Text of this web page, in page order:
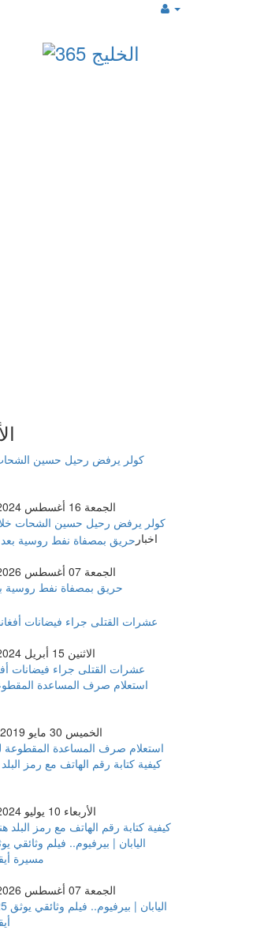
الجمعة 16 أغسطس 2024 10:31 صباحاً
كولر يرفض رحيل حسين الشحات
اخبار
الجمعة 07 أغسطس 2026 12:56 صباحاً
حريق بمصفاة نفط روسية
الاثنين 15 أبريل 2024 01:13 صباحاً
عشرات القتلى جراء فيضانات
الخميس 30 مايو 2019 02:26 مساءً
استعلام صرف المساعدة المقطوعة
الأربعاء 10 يوليو 2024 08:53 صباحاً
كيفية كتابة رقم الهاتف مع رمز البلد
الجمعة 07 أغسطس 2026 01:46 صباحاً